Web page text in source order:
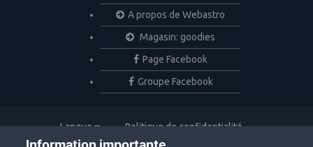
A propos de Webastro
Magasin: goodies
Page Facebook
Groupe Facebook
Langue
Politique de confidentialité
Nous contacter